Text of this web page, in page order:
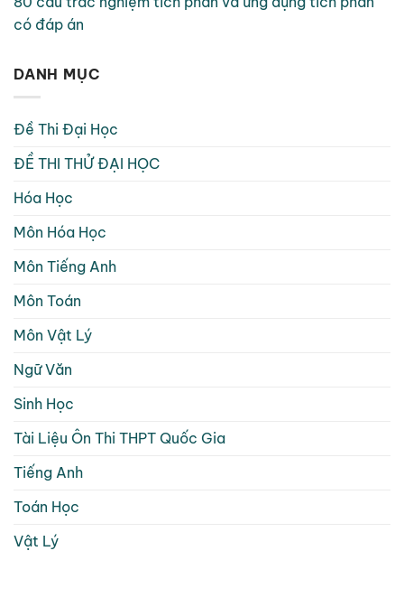
có đáp án
DANH MỤC
Đề Thi Đại Học
ĐỀ THI THỬ ĐẠI HỌC
Hóa Học
Môn Hóa Học
Môn Tiếng Anh
Môn Toán
Môn Vật Lý
Ngữ Văn
Sinh Học
Tài Liệu Ôn Thi THPT Quốc Gia
Tiếng Anh
Toán Học
Vật Lý